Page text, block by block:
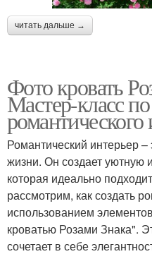
читать дальше →
Фото кровать
Мастер-класс
романтического
Романтический интерьер
жизни. Он создает уютную
которая идеально
рассмотрим, как создать
использованием
кроватью Розами Знака".
сочетает в себе